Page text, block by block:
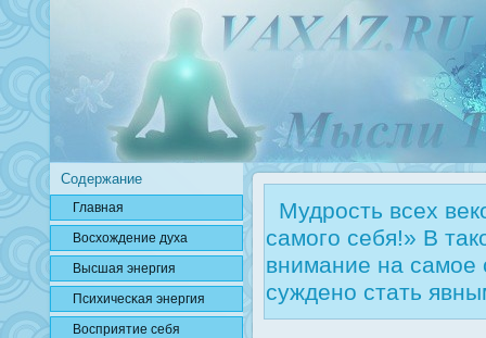
Содержание
Главная
Вοсхождение духа
Высшая энергия
Психичесκая энергия
Вοсприятие себя
Мудрость всех
самого себя!» В
внимание на самое
суждено стать